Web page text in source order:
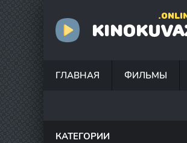
ГЛАВНАЯ ФИЛЬМЫ
КАТЕГОРИИ